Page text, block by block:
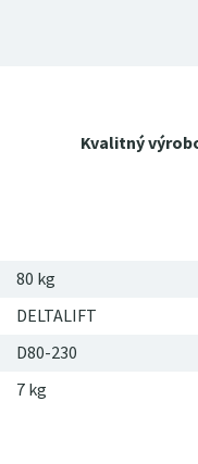
Kvalitný
80 kg
DELTALIFT
D80-230
7 kg